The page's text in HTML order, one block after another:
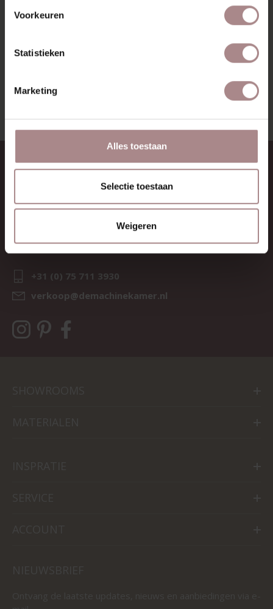
Voorkeuren
Statistieken
Marketing
Alles toestaan
Selectie toestaan
Weigeren
VANAF
CONTACT
Sav & Økse is een onderdeel van
De Machinekamer
IBAN:NL21 RABO 0126 3237 47
+31 (0) 75 711 3930
verkoop@demachinekamer.nl